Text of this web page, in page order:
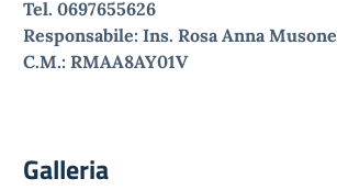
Tel. 0697655626
Responsabile: Ins. Rosa Anna Musone
C.M.: RMAA8AY01V
Galleria